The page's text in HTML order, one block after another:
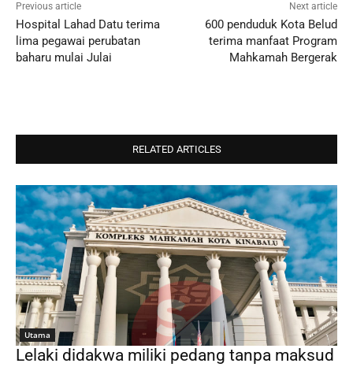
Previous article
Hospital Lahad Datu terima
lima pegawai perubatan
baharu mulai Julai
Next article
600 penduduk Kota Belud
terima manfaat Program
Mahkamah Bergerak
RELATED ARTICLES
Utama
Lelaki didakwa miliki pedang tanpa maksud